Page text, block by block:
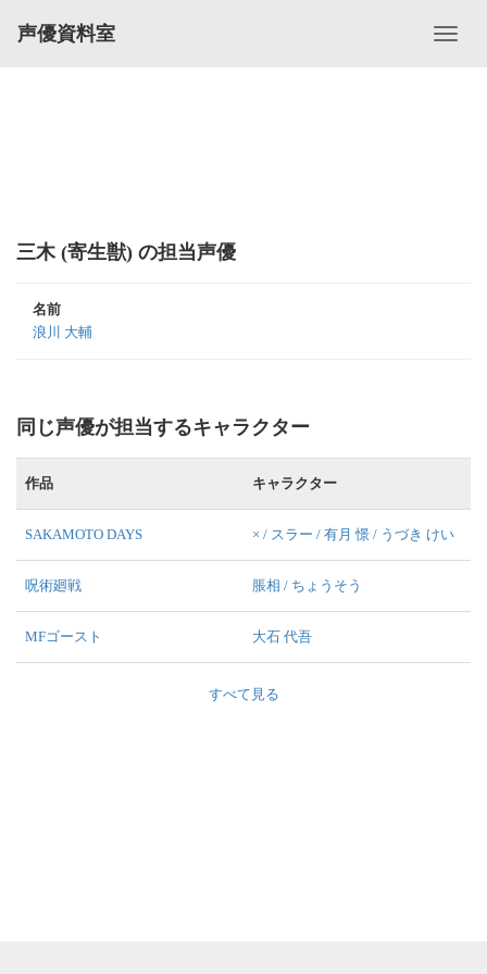
声優資料室
三木 (寄生獣) の担当声優
名前
浪川 大輔
同じ声優が担当するキャラクター
作品 キャラクター
SAKAMOTO DAYS × / スラー / 有月 憬 / うづき けい
呪術廻戦 脹相 / ちょうそう
MFゴースト 大石 代吾
すべて見る